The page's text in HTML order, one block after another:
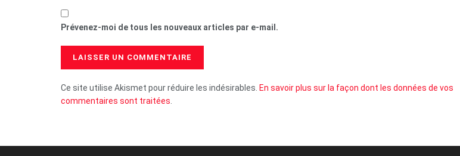
Prévenez-moi de tous les nouveaux articles par e-mail.
Ce site utilise Akismet pour réduire les indésirables. En savoir plus sur la façon dont les données de vos
commentaires sont traitées.